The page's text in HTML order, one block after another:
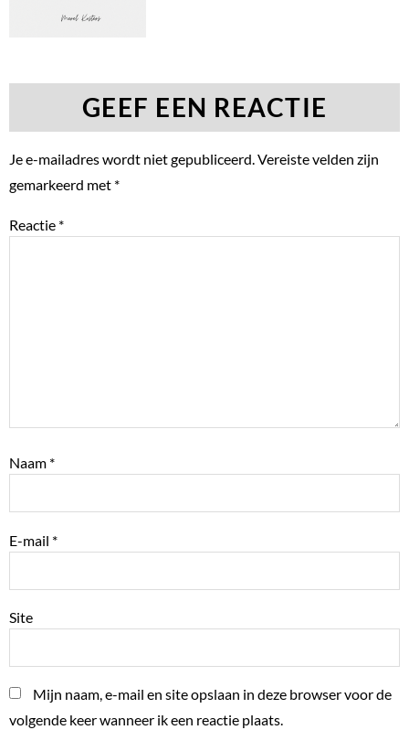
GEEF EEN REACTIE
Je e-mailadres wordt niet gepubliceerd. Vereiste velden zijn
gemarkeerd met *
Reactie *
Naam *
E-mail *
Site
Mijn naam, e-mail en site opslaan in deze browser voor de
volgende keer wanneer ik een reactie plaats.